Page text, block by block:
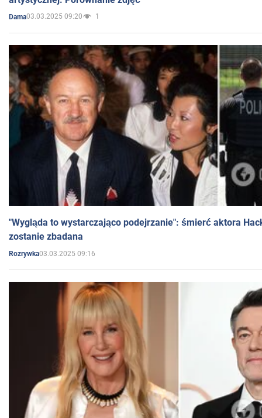
Dama03.03.2025 09:20 1
"Wygląda to wystarczająco podejrzanie": śmierć aktora
zostanie zbadana
Rozrywka03.03.2025 09:16